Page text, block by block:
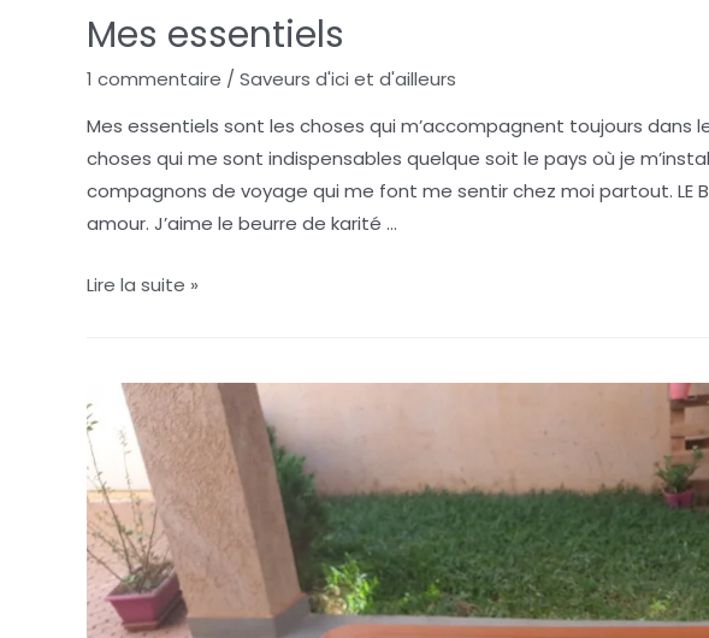
Mes essentiels
1 commentaire / Saveurs d'ici et d'ailleurs
Mes essentiels sont les choses qui m’accompagnent toujours dans
choses qui me sont indispensables quelque soit le pays où je
compagnons de voyage qui me font me sentir chez moi partout. LE
amour. J’aime le beurre de karité …
Lire la suite »